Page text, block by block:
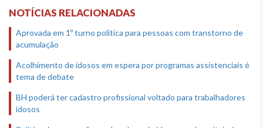
NOTÍCIAS RELACIONADAS
Aprovada em 1º turno política para pessoas com transtorno de
acumulação
Acolhimento de idosos em espera por programas assistenciais é
tema de debate
BH poderá ter cadastro profissional voltado para trabalhadores
idosos